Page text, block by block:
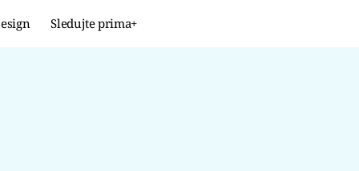
Sledujte prima+